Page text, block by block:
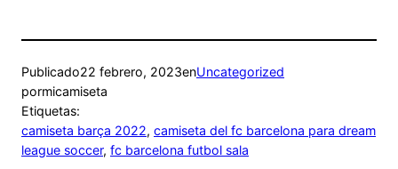
Publicado22 febrero, 2023enUncategorized
pormicamiseta
Etiquetas:
camiseta barça 2022, camiseta del fc barcelona para dream
league soccer, fc barcelona futbol sala